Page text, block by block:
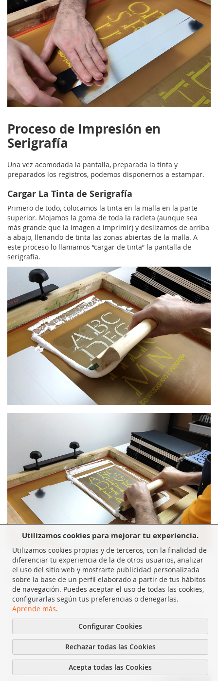
Utilizamos cookies para mejorar tu experiencia.
Utilizamos cookies propias y de terceros, con la finalidad de
diferenciar tu experiencia de la de otros usuarios, analizar
el uso del sitio web y mostrarte publicidad personalizada
sobre la base de un perfil elaborado a partir de tus hábitos
de navegación. Puedes aceptar el uso de todas las cookies,
configurarlas según tus preferencias o denegarlas.
Aprende más.
Configurar Cookies
Rechazar todas las Cookies
Acepta todas las Cookies
Proceso de Impresión en
Serigrafía
Una vez acomodada la pantalla, preparada la tinta y
preparados los registros, podemos disponernos a estampar.
Cargar La Tinta de Serigrafía
Primero de todo, colocamos la tinta en la malla en la parte
superior. Mojamos la goma de toda la racleta (aunque sea
más grande que la imagen a imprimir) y deslizamos de arriba
a abajo, llenando de tinta las zonas abiertas de la malla. A
este proceso lo llamamos “cargar de tinta” la pantalla de
serigrafía.
Imprimir o Estampar en Serigrafía sobre
Papel
Una vez cargada, colocamos uno de los soportes que
queremos imprimir, bajamos la pantalla y volvemos a deslizar
la racleta, esta vez haciendo la presión suficiente para notar
el contacto con el soporte a imprimir. Justo después de
imprimir, elevamos la pantalla para separarla del soporte que
acabamos de imprimir y enseguida, manteniendo la pantalla
elevada, cargamos de tinta la pantalla. Retiramos el soporte y
ya podemos valorar la impresión!